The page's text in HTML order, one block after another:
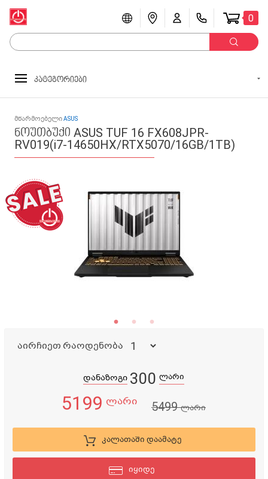
0
კატეგორიები
მწარმოებელიASUS
ნოუთბუქი ASUS TUF 16 FX608JPR-
RV019(i7-14650HX/RTX5070/16GB/1TB)
აირჩიეთ რაოდენობა
დანაზოგი 300 ლარი
5199 ლარი 5499ლარი
კალათაში დაამატე
იყიდე